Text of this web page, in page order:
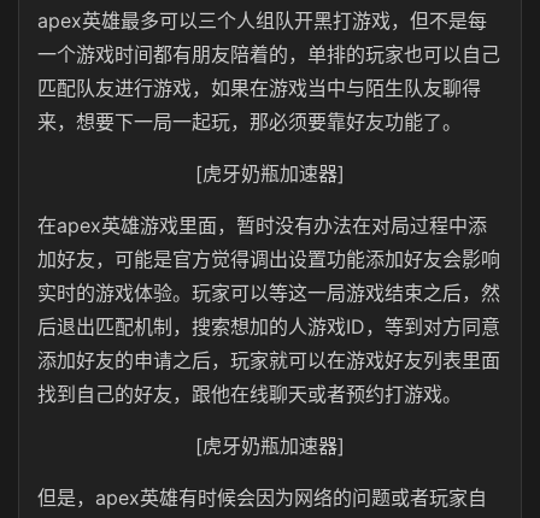
apex英雄最多可以三个人组队开黑打游戏，但不是每
一个游戏时间都有朋友陪着的，单排的玩家也可以自己
匹配队友进行游戏，如果在游戏当中与陌生队友聊得
来，想要下一局一起玩，那必须要靠好友功能了。
[虎牙奶瓶加速器]
在apex英雄游戏里面，暂时没有办法在对局过程中添
加好友，可能是官方觉得调出设置功能添加好友会影响
实时的游戏体验。玩家可以等这一局游戏结束之后，然
后退出匹配机制，搜索想加的人游戏ID，等到对方同意
添加好友的申请之后，玩家就可以在游戏好友列表里面
找到自己的好友，跟他在线聊天或者预约打游戏。
[虎牙奶瓶加速器]
但是，apex英雄有时候会因为网络的问题或者玩家自